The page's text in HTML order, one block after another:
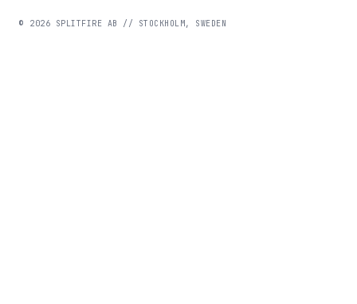
© 2026 SPLITFIRE AB // STOCKHOLM, SWEDEN